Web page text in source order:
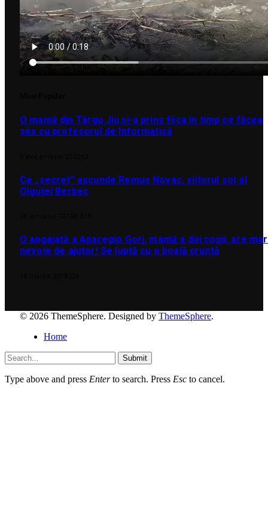
O mamă din Târgu Jiu și-a prins fiica în timp ce făcea
sex cu profesorul de Informatică
Ce „secret” ascunde Remus Novac, viitorul soț al
Olguței Berbec
O angajată a Aparegio Gorj, mamă a doi copii, are
nevoie de ajutor! Se luptă cu o boală cruntă
© 2026 ThemeSphere. Designed by ThemeSphere.
Home
Submit
Type above and press Enterto search. Press Esc to cancel.